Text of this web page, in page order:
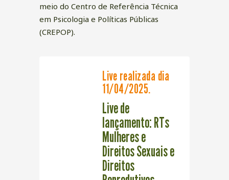
meio do Centro de Referência Técnica
em Psicologia e Políticas Públicas
(CREPOP).
Live realizada dia
11/04/2025.
Live de
lançamento: RTs
Mulheres e
Direitos Sexuais e
Direitos